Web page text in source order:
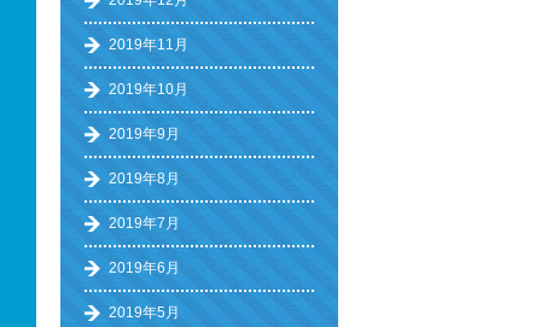
2019年11月
2019年10月
2019年9月
2019年8月
2019年7月
2019年6月
2019年5月